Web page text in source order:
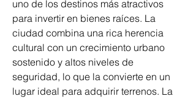
uno de los destinos más atractivos
para invertir en bienes raíces. La
ciudad combina una rica herencia
cultural con un crecimiento urbano
sostenido y altos niveles de
seguridad, lo que la convierte en un
lugar ideal para adquirir terrenos. La